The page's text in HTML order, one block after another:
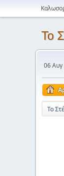
Το
06
Το